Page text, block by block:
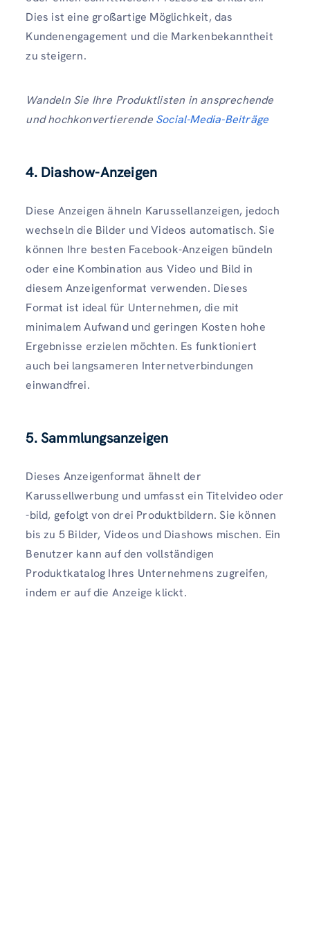
Dies ist eine großartige Möglichkeit, das
Kundenengagement und die Markenbekanntheit
zu steigern.
Wandeln Sie Ihre Produktlisten in ansprechende
und hochkonvertierende Social-Media-Beiträge
4. Diashow-Anzeigen
Diese Anzeigen ähneln Karussellanzeigen, jedoch
wechseln die Bilder und Videos automatisch. Sie
können Ihre besten Facebook-Anzeigen bündeln
oder eine Kombination aus Video und Bild in
diesem Anzeigenformat verwenden. Dieses
Format ist ideal für Unternehmen, die mit
minimalem Aufwand und geringen Kosten hohe
Ergebnisse erzielen möchten. Es funktioniert
auch bei langsameren Internetverbindungen
einwandfrei.
5. Sammlungsanzeigen
Dieses Anzeigenformat ähnelt der
Karussellwerbung und umfasst ein Titelvideo oder
-bild, gefolgt von drei Produktbildern. Sie können
bis zu 5 Bilder, Videos und Diashows mischen. Ein
Benutzer kann auf den vollständigen
Produktkatalog Ihres Unternehmens zugreifen,
indem er auf die Anzeige klickt.